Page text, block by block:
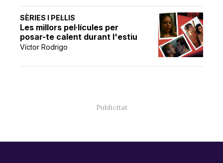
SÈRIES I PEL·LIS
Les millors pel·lícules per
posar-te calent durant l'estiu
Víctor Rodrigo